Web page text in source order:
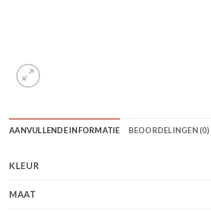
AANVULLENDE INFORMATIE BEOORDELINGEN (0)
KLEUR
MAAT